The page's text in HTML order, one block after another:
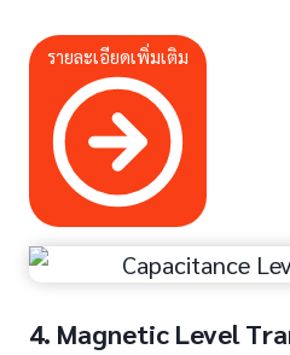
รายละเอียดเพิ่มเติม
4. Magnetic Level